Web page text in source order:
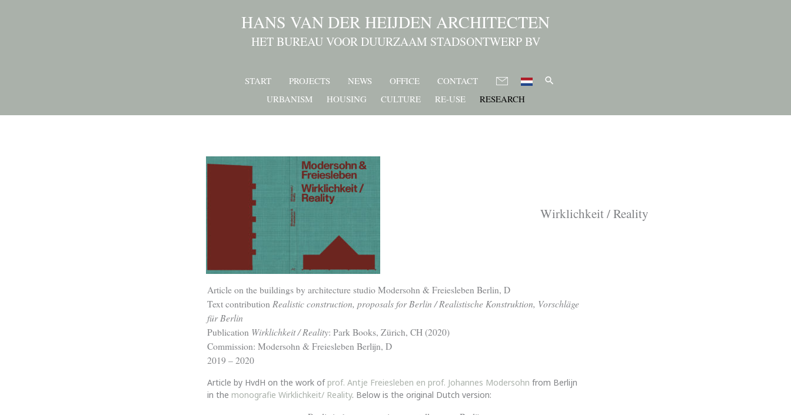
HANS VAN DER HEIJDEN ARCHITECTEN
HET BUREAU VOOR DUURZAAM STADSONTWERP BV
START PROJECTS NEWS OFFICE CONTACT Search
URBANISM HOUSING CULTURE RE-USE RESEARCH
Wirklichkeit / Reality
Article on the buildings by architecture studio Modersohn & Freiesleben Berlin, D
Text contribution Realistic construction, proposals for Berlin / Realistische Konstruktion, Vorschläge
für Berlin
Publication Wirklichkeit / Reality: Park Books, Zürich, CH (2020)
Commission: Modersohn & Freiesleben Berlijn, D
2019 – 2020
Article by HvdH on the work of prof. Antje Freiesleben en prof. Johannes Modersohn from Berlijn
in the monografie Wirklichkeit/ Reality. Below is the original Dutch version: